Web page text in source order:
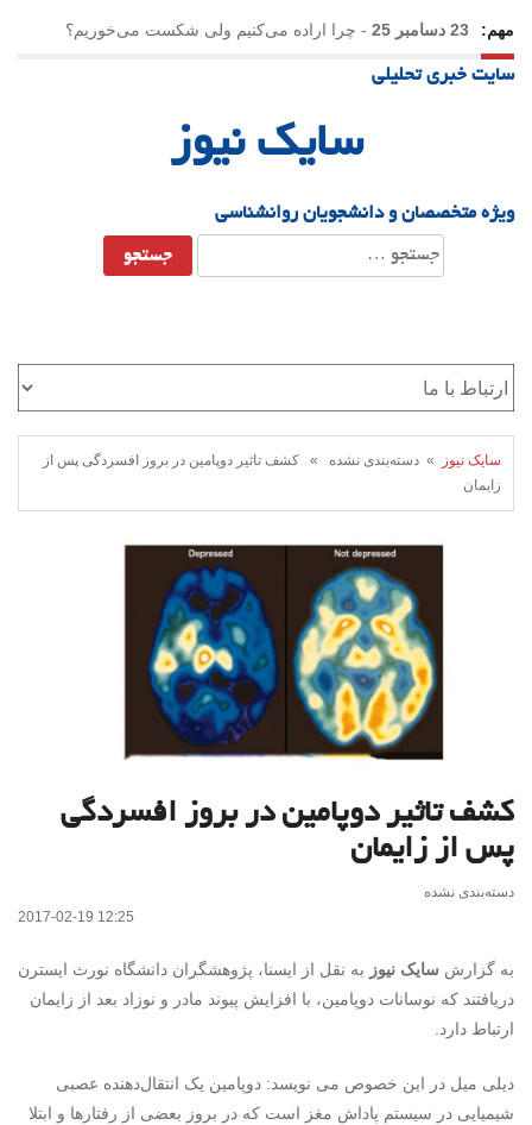
مهم: 23 دسامبر 25 - چرا اراده می‌کنیم ولی شکست می‌خوریم؟
21 دسامبر 25
سایت خبری تحلیلی
سایک نیوز
ویژه متخصصان و دانشجویان روانشناسی
جستجو
برای:
سایک نیوز
» دسته‌بندی نشده » کشف تاثیر دوپامین در بروز افسردگی پس از
زایمان
کشف تاثیر دوپامین در بروز افسردگی
پس از زایمان
دسته‌بندی نشده
2017-02-19 12:25
به گزارش سایک نیوز به نقل از ایسنا، پژوهشگران دانشگاه نورث ایسترن
دریافتند که نوسانات دوپامین، با افزایش پیوند مادر و نوزاد بعد از زایمان
ارتباط دارد.
دیلی میل در این خصوص می نویسد: دوپامین یک انتقال‌دهنده عصبی
شیمیایی در سیستم پاداش مغز است که در بروز بعضی از رفتارها و ابتلا